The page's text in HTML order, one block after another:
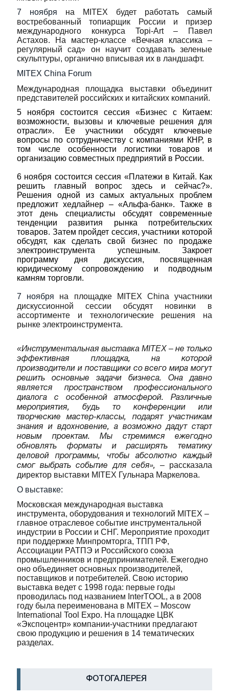
7 ноября на MITEX будет работать самый
востребованный топиарщик России и призер
международного конкурса Topi-Art – Павел
Астахов. На мастер-классе «Вечная классика –
регулярный сад» он научит создавать зеленые
скульптуры, органично вписывая их в ландшафт.
MITEX China Forum
Международная площадка выставки объединит
представителей российских и китайских компаний.
5 ноября состоится сессия «Бизнес с Китаем:
возможности, вызовы и ключевые решения для
отрасли». Ее участники обсудят ключевые
вопросы по сотрудничеству с компаниями КНР, в
том числе особенности логистики товаров и
организацию совместных предприятий в России.
6 ноября состоится сессия «Платежи в Китай. Как
решить главный вопрос здесь и сейчас?».
Решения одной из самых актуальных проблем
предложит хедлайнер – «Альфа-банк». Также в
этот день специалисты обсудят современные
тенденции развития рынка потребительских
товаров. Затем пройдет сессия, участники которой
обсудят, как сделать свой бизнес по продаже
электроинструмента успешным. Закроет
программу дня дискуссия, посвященная
юридическому сопровождению и подводным
камням торговли.
7 ноября на площадке MITEX China участники
дискуссионной сессии обсудят новинки в
ассортименте и технологические решения на
рынке электроинструмента.
«Инструментальная выставка MITEX – не только
эффективная площадка, на которой
производители и поставщики со всего мира могут
решить основные задачи бизнеса. Она давно
является пространством профессионального
диалога с особенной атмосферой. Различные
мероприятия, будь то конференции или
творческие мастер-классы, подарят участникам
знания и вдохновение, а возможно дадут старт
новым проектам. Мы стремимся ежегодно
обновлять форматы и расширять тематику
деловой программы, чтобы абсолютно каждый
смог выбрать событие для себя», – рассказала
директор выставки MITEX Гульнара Маркелова.
О выставке:
Московская международная выставка
инструмента, оборудования и технологий MITEX –
главное отраслевое событие инструментальной
индустрии в России и СНГ. Мероприятие проходит
при поддержке Минпромторга, ТПП РФ,
Ассоциации РАТПЭ и Российского союза
промышленников и предпринимателей. Ежегодно
оно объединяет основных производителей,
поставщиков и потребителей. Свою историю
выставка ведет с 1998 года: первые годы
проводилась под названием InterTOOL, а в 2008
году была переименована в MITEX – Moscow
International Tool Expo. На площадке ЦВК
«Экспоцентр» компании-участники предлагают
свою продукцию и решения в 14 тематических
разделах.
ФОТОГАЛЕРЕЯ